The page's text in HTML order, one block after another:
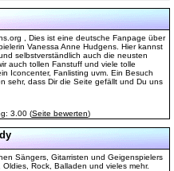
, Dies ist eine deutsche Fanpage über
Vanessa Anne Hudgens. Hier kannst
selbstverständlich auch die neusten
auch tollen Fanstuff und viele tolle
Iconcenter, Fanlisting uvm. Ein Besuch
sehr, dass Dir die Seite gefällt und Du uns
3.00 (Seite bewerten)
Sängers, Gitarristen und Geigenspielers
Rock, Balladen und vieles mehr.